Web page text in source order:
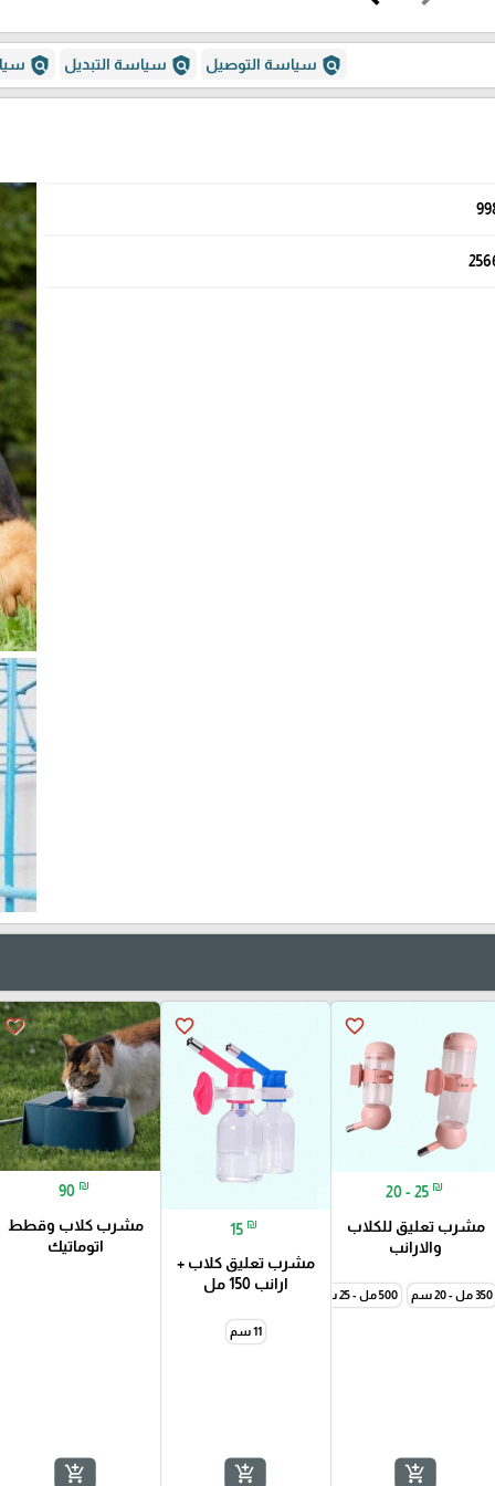
policy سياسة التوصيل policy سياسة التبديل policy
favorite_border
20 - 25 ₪
مشرب تعليق للكلاب
والارانب
350 مل - 20 سم 500 مل - 25 سم
add_shopping_cart
favorite_border
15 ₪
مشرب تعليق كلاب +
ارانب 150 مل
11 سم
add_shopping_cart
favorite_border
90 ₪
مشرب كلاب وقطط
اتوماتيك
add_shopping_cart